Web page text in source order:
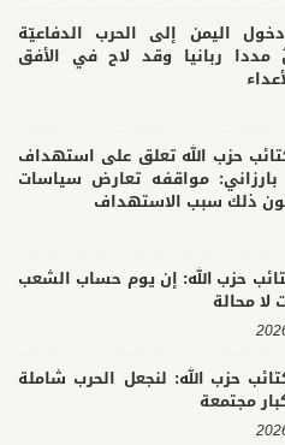
اليمن إلى الحرب الدفاعيّة
مددا ربانيا وقد لاح في الأفق
حزب الله تعلق على استهداف
بارزاني: مواقفه تعارض سياسات
ذلك سبب الاستهداف
حزب الله: إن يوم حساب الشعب
لا محالة
حزب الله: لنجعل الحرب شاملة
مجتمعة